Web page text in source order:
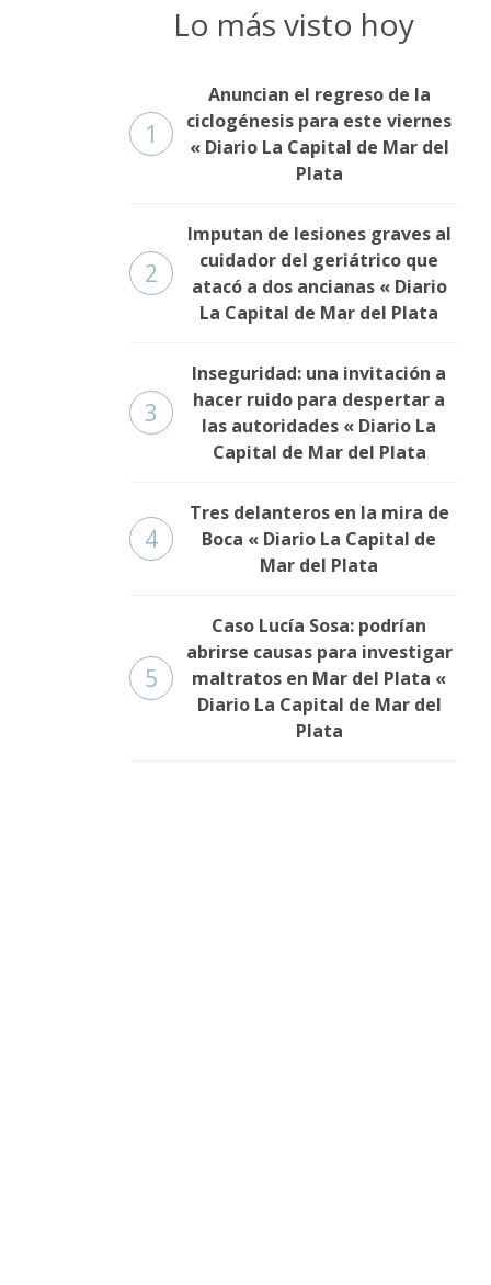
Lo más visto hoy
1
Anuncian el regreso de la
ciclogénesis para este viernes
« Diario La Capital de Mar del
Plata
2
Imputan de lesiones graves al
cuidador del geriátrico que
atacó a dos ancianas « Diario
La Capital de Mar del Plata
3
Inseguridad: una invitación a
hacer ruido para despertar a
las autoridades « Diario La
Capital de Mar del Plata
4
Tres delanteros en la mira de
Boca « Diario La Capital de
Mar del Plata
5
Caso Lucía Sosa: podrían
abrirse causas para investigar
maltratos en Mar del Plata «
Diario La Capital de Mar del
Plata